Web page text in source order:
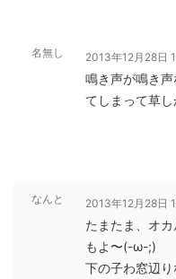
名無し 2013年12月28日
鳴き声が鳴き
てしまって草
なんと 2013年12月28日
たまたま、オ
もよ〜(-ω-;)
下の子わ窓辺